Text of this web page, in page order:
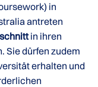
in
antreten
in ihren
Sie dürfen zudem
erhalten und